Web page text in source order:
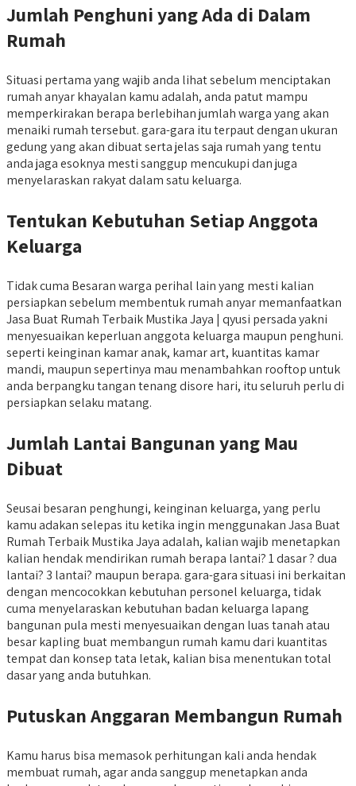
Jumlah Penghuni yang Ada di Dalam
Rumah
Situasi pertama yang wajib anda lihat sebelum menciptakan
rumah anyar khayalan kamu adalah, anda patut mampu
memperkirakan berapa berlebihan jumlah warga yang akan
menaiki rumah tersebut. gara-gara itu terpaut dengan ukuran
gedung yang akan dibuat serta jelas saja rumah yang tentu
anda jaga esoknya mesti sanggup mencukupi dan juga
menyelaraskan rakyat dalam satu keluarga.
Tentukan Kebutuhan Setiap Anggota
Keluarga
Tidak cuma Besaran warga perihal lain yang mesti kalian
persiapkan sebelum membentuk rumah anyar memanfaatkan
Jasa Buat Rumah Terbaik Mustika Jaya | qyusi persada yakni
menyesuaikan keperluan anggota keluarga maupun penghuni.
seperti keinginan kamar anak, kamar art, kuantitas kamar
mandi, maupun sepertinya mau menambahkan rooftop untuk
anda berpangku tangan tenang disore hari, itu seluruh perlu di
persiapkan selaku matang.
Jumlah Lantai Bangunan yang Mau
Dibuat
Seusai besaran penghungi, keinginan keluarga, yang perlu
kamu adakan selepas itu ketika ingin menggunakan Jasa Buat
Rumah Terbaik Mustika Jaya adalah, kalian wajib menetapkan
kalian hendak mendirikan rumah berapa lantai? 1 dasar ? dua
lantai? 3 lantai? maupun berapa. gara-gara situasi ini berkaitan
dengan mencocokkan kebutuhan personel keluarga, tidak
cuma menyelaraskan kebutuhan badan keluarga lapang
bangunan pula mesti menyesuaikan dengan luas tanah atau
besar kapling buat membangun rumah kamu dari kuantitas
tempat dan konsep tata letak, kalian bisa menentukan total
dasar yang anda butuhkan.
Putuskan Anggaran Membangun Rumah
Kamu harus bisa memasok perhitungan kali anda hendak
membuat rumah, agar anda sanggup menetapkan anda